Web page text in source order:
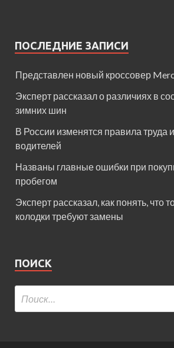
ПОСЛЕДНИЕ ЗАПИСИ
Представлен новый кроссовер
Эксперт рассказал о различиях в
зимних шин
В России изменятся правила труда
водителей
Названы главные ошибки при
пробегом
Эксперт рассказал, как понять, что
колодки требуют замены
ПОИСК